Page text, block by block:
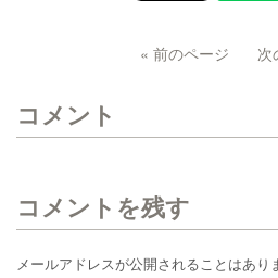
« 前のページ 次
コメント
コメントを残す
メールアドレスが公開されることはあり